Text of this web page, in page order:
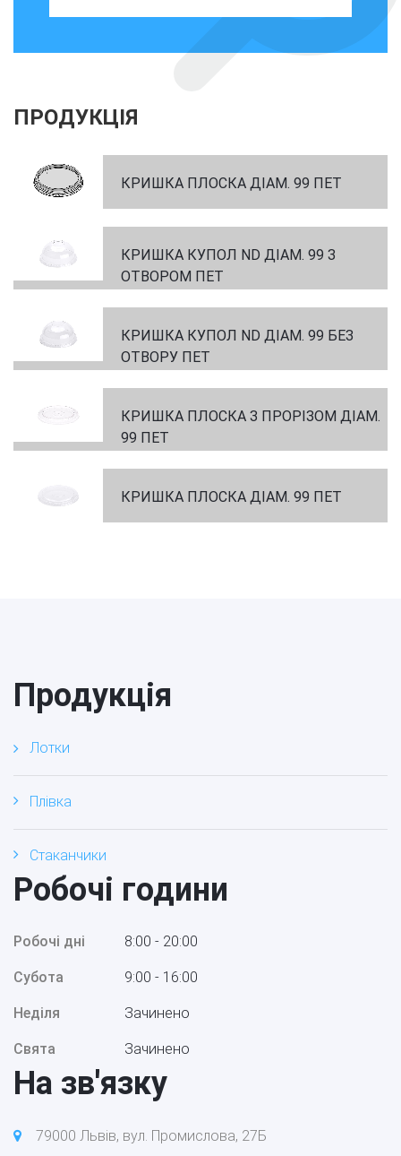
ПРОДУКЦІЯ
КРИШКА ПЛОСКА ДІАМ. 99 ПЕТ
КРИШКА КУПОЛ ND ДІАМ. 99 З
ОТВОРОМ ПЕТ
КРИШКА КУПОЛ ND ДІАМ. 99 БЕЗ
ОТВОРУ ПЕТ
КРИШКА ПЛОСКА З ПРОРІЗОМ ДІАМ.
99 ПЕТ
КРИШКА ПЛОСКА ДІАМ. 99 ПЕТ
Продукція
Лотки
Плівка
Стаканчики
Робочі години
Робочі дні 8:00 - 20:00
Субота 9:00 - 16:00
Неділя Зачинено
Свята Зачинено
На зв'язку
79000 Львів, вул. Промислова, 27Б